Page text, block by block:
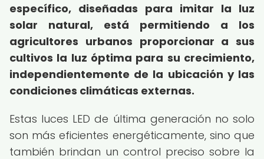
específico, diseñadas para imitar la luz
solar natural, está permitiendo a los
agricultores urbanos proporcionar a sus
cultivos la luz óptima para su crecimiento,
independientemente de la ubicación y las
condiciones climáticas externas.
Estas luces LED de última generación no solo
son más eficientes energéticamente, sino que
también brindan un control preciso sobre la